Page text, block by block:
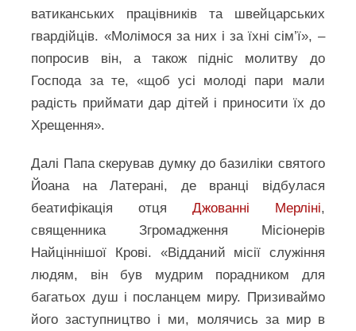
ватиканських працівників та швейцарських
гвардійців. «Молімося за них і за їхні сім’ї», –
попросив він, а також підніс молитву до
Господа за те, «щоб усі молоді пари мали
радість приймати дар дітей і приносити їх до
Хрещення».
Далі Папа скерував думку до базиліки святого
Йоана на Латерані, де вранці відбулася
беатифікація отця Джованні Мерліні,
священника Згромадження Місіонерів
Найціннішої Крові. «Відданий місії служіння
людям, він був мудрим порадником для
багатьох душ і посланцем миру. Призиваймо
його заступництво і ми, молячись за мир в